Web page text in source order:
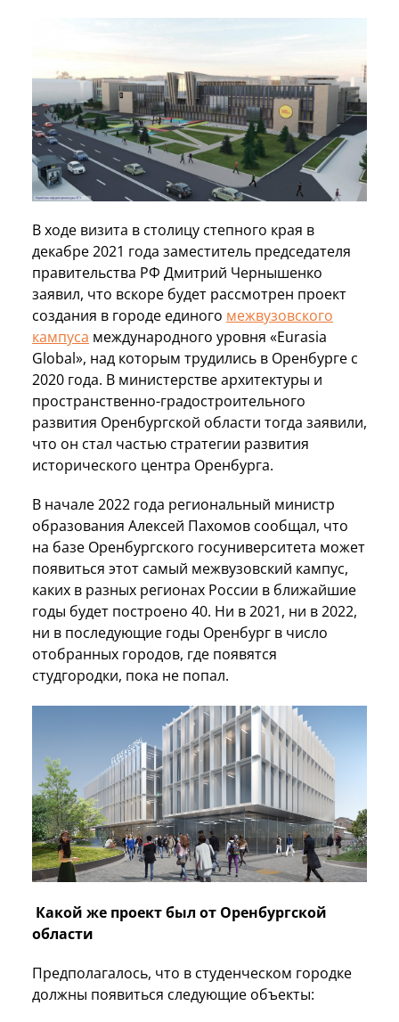
В ходе визита в столицу степного края в
декабре 2021 года заместитель председателя
правительства РФ Дмитрий Чернышенко
заявил, что вскоре будет рассмотрен проект
создания в городе единого межвузовского
кампуса международного уровня «Eurasia
Global», над которым трудились в Оренбурге с
2020 года. В министерстве архитектуры и
пространственно-градостроительного
развития Оренбургской области тогда заявили,
что он стал частью стратегии развития
исторического центра Оренбурга.
В начале 2022 года региональный министр
образования Алексей Пахомов сообщал, что
на базе Оренбургского госуниверситета может
появиться этот самый межвузовский кампус,
каких в разных регионах России в ближайшие
годы будет построено 40. Ни в 2021, ни в 2022,
ни в последующие годы Оренбург в число
отобранных городов, где появятся
студгородки, пока не попал.
Какой же проект был от Оренбургской
области
Предполагалось, что в студенческом городке
должны появиться следующие объекты: